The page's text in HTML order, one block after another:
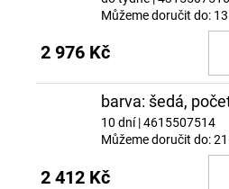
Můžeme doručit do:
2 976 Kč
barva: šedá,
10 dní| 4615507514
Můžeme doručit do:
2 412 Kč